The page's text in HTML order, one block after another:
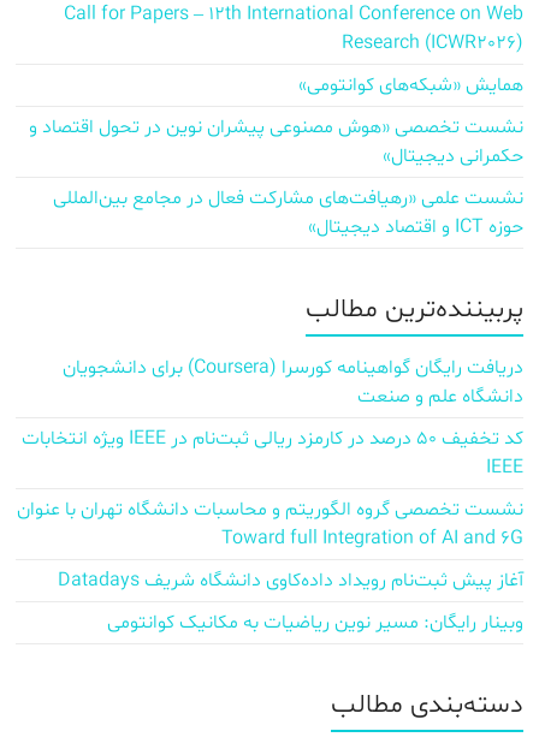
Call for Papers – 12th International Conference on Web
Research (ICWR2026)
همایش «شبکه‌های کوانتومی»
نشست تخصصی «هوش مصنوعی پیشران نوین در تحول اقتصاد و
حکمرانی دیجیتال»
نشست علمی «رهیافت‌های مشارکت فعال در مجامع بین‌المللی
حوزه ICT و اقتصاد دیجیتال»
پربیننده‌ترین مطالب
دریافت رایگان گواهینامه کورسرا (Coursera) برای دانشجویان
دانشگاه علم و صنعت
کد تخفیف ۵۰ درصد در کارمزد ریالی ثبت‌نام در IEEE ویژه انتخابات
IEEE
نشست تخصصی گروه الگوریتم و محاسبات دانشگاه تهران با عنوان
Toward full Integration of AI and 6G
آغاز پیش‌ ثبت‌نام رویداد داده‌کاوی دانشگاه شریف Datadays
وبینار رایگان: مسیر نوین ریاضیات به مکانیک کوانتومی
دسته‌بندی مطالب